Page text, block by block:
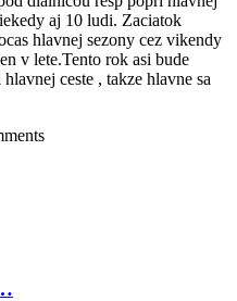
aj 10 ludi. Zaciatok
hlavnej sezony cez vikendy
v lete.Tento rok asi bude
ceste , takze hlavne sa